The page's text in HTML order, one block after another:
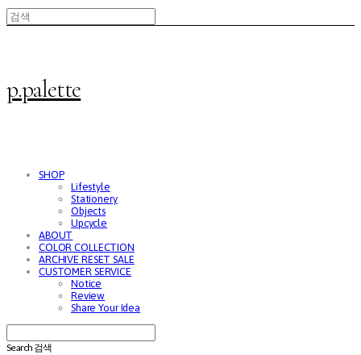
p.palette
SHOP
Lifestyle
Stationery
Objects
Upcycle
ABOUT
COLOR COLLECTION
ARCHIVE RESET SALE
CUSTOMER SERVICE
Notice
Review
Share Your Idea
Search 검색